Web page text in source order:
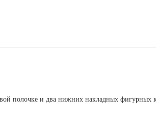
полочке и два нижних накладных фигурных